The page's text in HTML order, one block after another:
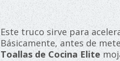
Este truco sirve para
Básicamente, antes de
Toallas de Cocina Elite